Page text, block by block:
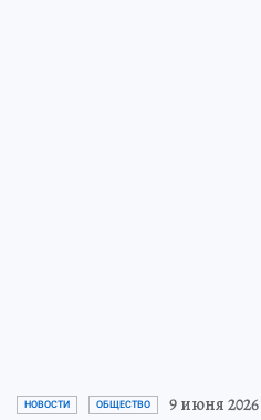
НОВОСТИ ОБЩЕСТВО 9 июня 2026